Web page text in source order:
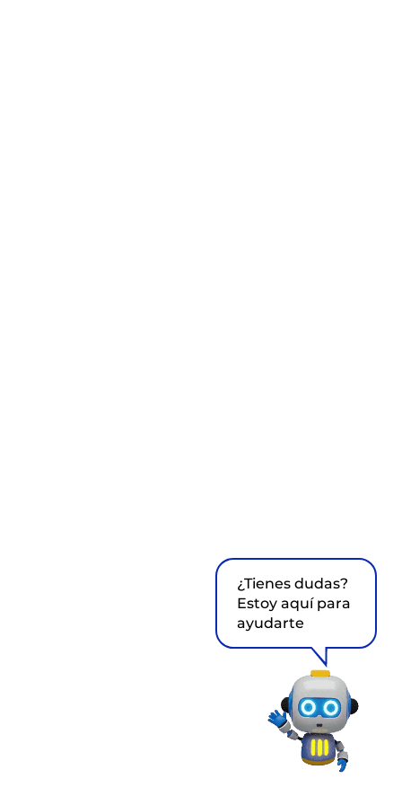
¿Tienes dudas?
Estoy aquí para
ayudarte